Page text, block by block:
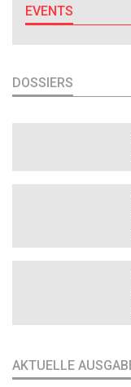
EVENTS
DOSSIERS
AKTUELLE